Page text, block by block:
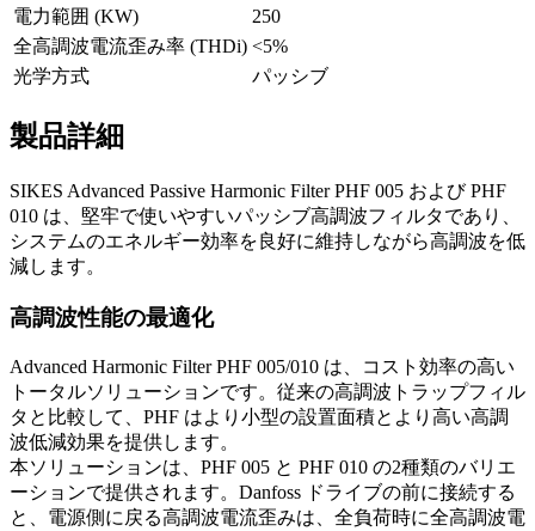
電力範囲 (KW)
250
全高調波電流歪み率 (THDi) <5%
光学方式
パッシブ
製品詳細
SIKES Advanced Passive Harmonic Filter PHF 005 および PHF
010 は、堅牢で使いやすいパッシブ高調波フィルタであり、
システムのエネルギー効率を良好に維持しながら高調波を低
減します。
高調波性能の最適化
Advanced Harmonic Filter PHF 005/010 は、コスト効率の高い
トータルソリューションです。従来の高調波トラップフィル
タと比較して、PHF はより小型の設置面積とより高い高調
波低減効果を提供します。
本ソリューションは、PHF 005 と PHF 010 の2種類のバリエ
ーションで提供されます。Danfoss ドライブの前に接続する
と、電源側に戻る高調波電流歪みは、全負荷時に全高調波電